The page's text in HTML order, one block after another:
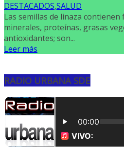
DESTACADOS,SALUD
Las semillas de linaza contienen
minerales, proteínas, grasas
antioxidantes; son...
Leer más
RADIO URBANA SDE